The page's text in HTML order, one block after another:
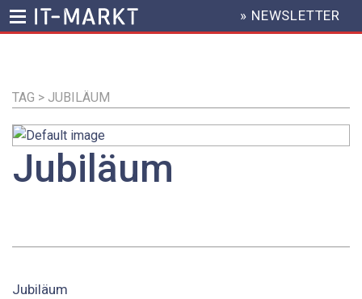
Inhalt
HEADER
MENU
» NEWSLETTER
TAG > JUBILÄUM
Jubiläum
Jubiläum